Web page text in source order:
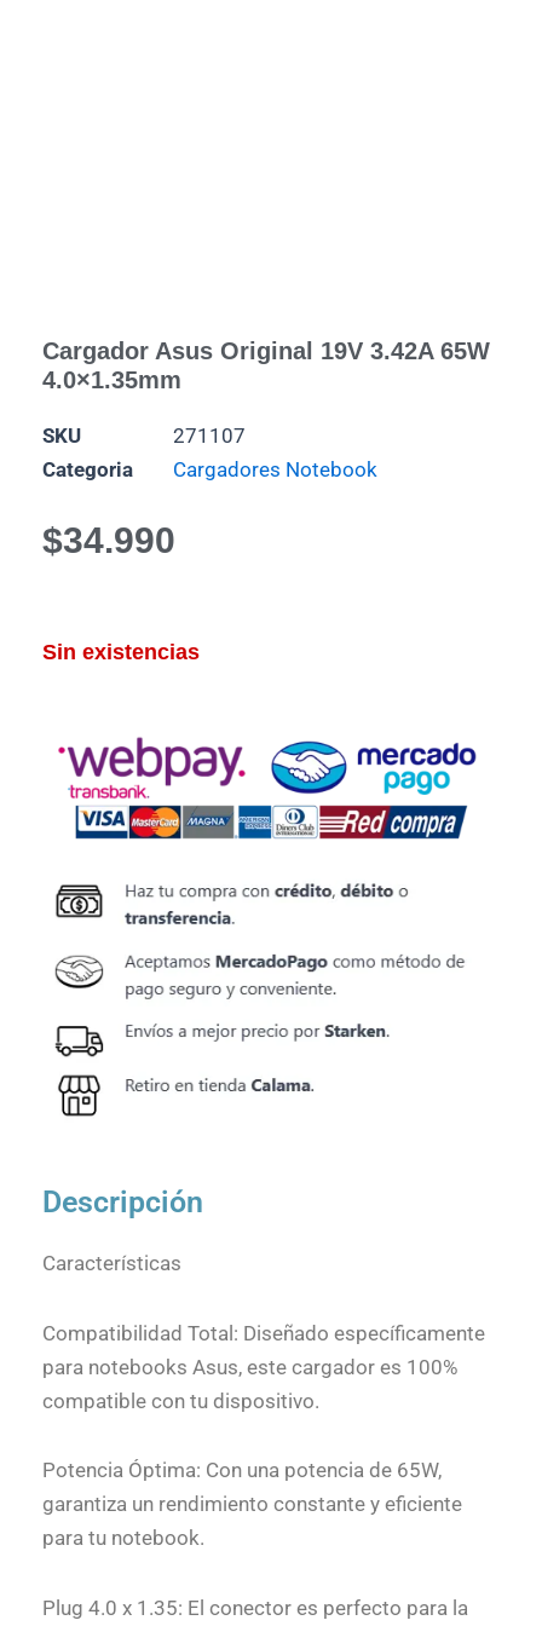
Cargador Asus Original 19V 3.42A 65W
4.0×1.35mm
SKU
271107
Categoria
Cargadores Notebook
$34.990
Sin existencias
Descripción
Características
Compatibilidad Total: Diseñado específicamente
para notebooks Asus, este cargador es 100%
compatible con tu dispositivo.
Potencia Óptima: Con una potencia de 65W,
garantiza un rendimiento constante y eficiente
para tu notebook.
Plug 4.0 x 1.35: El conector es perfecto para la